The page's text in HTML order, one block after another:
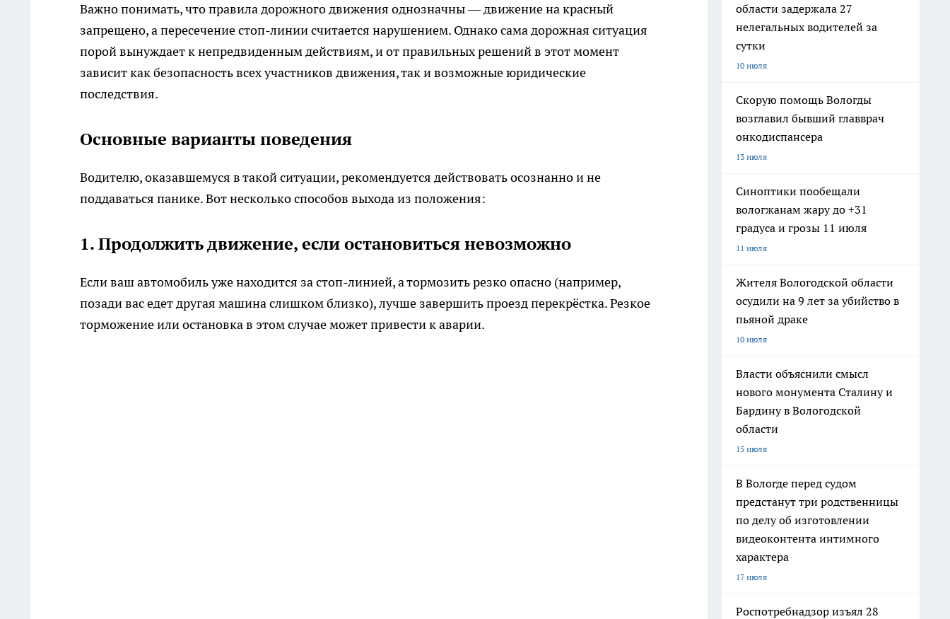
Важно понимать, что правила дорожного движения однозначны — движение на красный
запрещено, а пересечение стоп-линии считается нарушением. Однако сама дорожная ситуация
порой вынуждает к непредвиденным действиям, и от правильных решений в этот момент
зависит как безопасность всех участников движения, так и возможные юридические
последствия.
Основные варианты поведения
Водителю, оказавшемуся в такой ситуации, рекомендуется действовать осознанно и не
поддаваться панике. Вот несколько способов выхода из положения:
1. Продолжить движение, если остановиться невозможно
Если ваш автомобиль уже находится за стоп-линией, а тормозить резко опасно (например,
позади вас едет другая машина слишком близко), лучше завершить проезд перекрёстка. Резкое
торможение или остановка в этом случае может привести к аварии.
области задержала 27
нелегальных водителей за
сутки
10 июля
Скорую помощь Вологды
возглавил бывший главврач
онкодиспансера
13 июля
Синоптики пообещали
вологжанам жару до +31
градуса и грозы 11 июля
11 июля
Жителя Вологодской области
осудили на 9 лет за убийство в
пьяной драке
10 июля
Власти объяснили смысл
нового монумента Сталину и
Бардину в Вологодской
области
15 июля
В Вологде перед судом
предстанут три родственницы
по делу об изготовлении
видеоконтента интимного
характера
17 июля
Роспотребнадзор изъял 28